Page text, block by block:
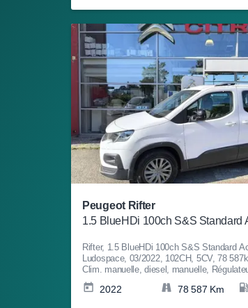
Peugeot Rifter
Rifter, 1.5 BlueHDi 100ch S&S Standard
Ludospace, 03/2022, 102CH, 5CV, 78
Clim. manuelle, diesel, manuelle,
ABS, ESP, Anti-patinage, Aide au
centralisée, Bluetooth, Couleur Blanc,
2022 78 587 Km